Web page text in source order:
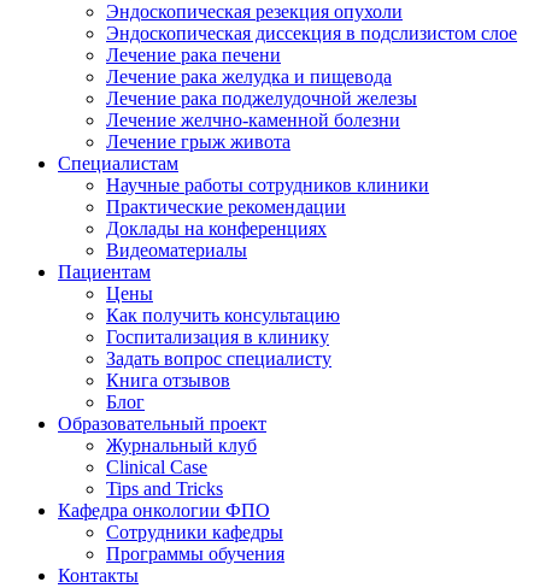
Эндоскопическая резекция опухоли
Эндоскопическая диссекция в подслизистом слое
Лечение рака печени
Лечение рака желудка и пищевода
Лечение рака поджелудочной железы
Лечение желчно-каменной болезни
Лечение грыж живота
Специалистам
Научные работы сотрудников клиники
Практические рекомендации
Доклады на конференциях
Видеоматериалы
Пациентам
Цены
Как получить консультацию
Госпитализация в клинику
Задать вопрос специалисту
Книга отзывов
Блог
Образовательный проект
Журнальный клуб
Clinical Case
Tips and Tricks
Кафедра онкологии ФПО
Сотрудники кафедры
Программы обучения
Контакты